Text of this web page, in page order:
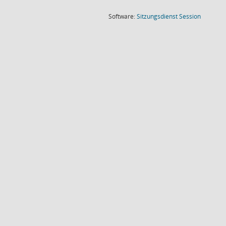
Software:SitzungsdienstSession(Wird in